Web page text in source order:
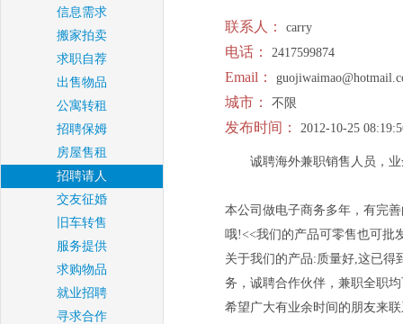
信息需求
搬家拍卖
求职自荐
出售物品
公寓转租
招聘保姆
房屋售租
招聘请人
交友征婚
旧车转售
服务提供
求购物品
就业招聘
寻求合作
联系人： carry
电话： 2417599874
Email：
城市： 不限
发布时间： 2012-10-25
诚聘海外兼职销售人员，
本公司做电子商务多年，有完
哦!<<我们的产品可零售也可批
关于我们的产品:质量好,这已得
务，诚聘合作伙伴，兼职全职
希望广大有业余时间的朋友来